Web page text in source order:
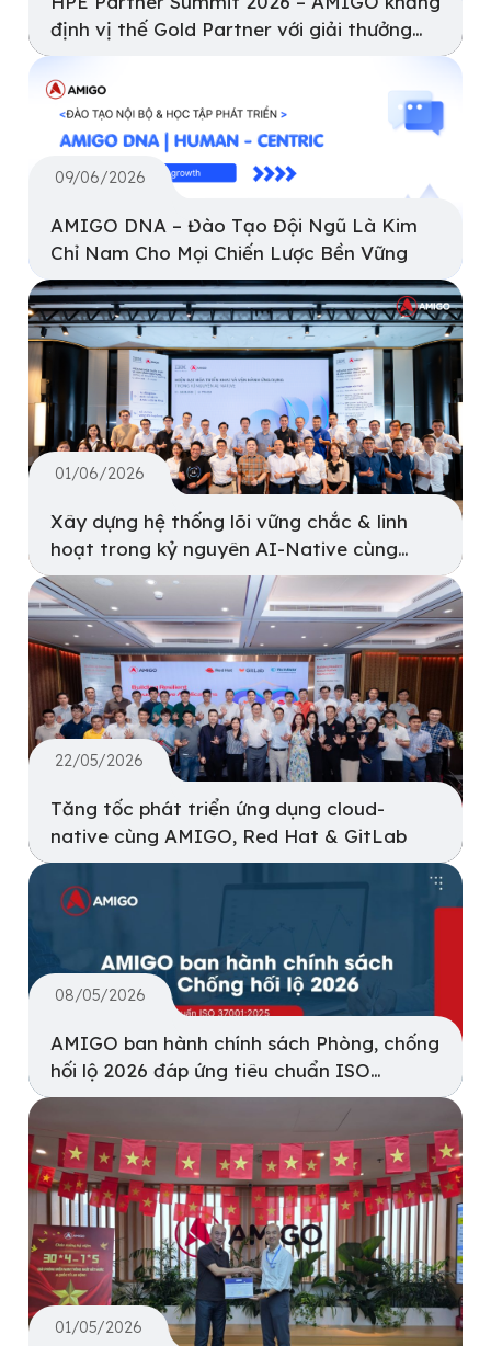
định vị thế Gold Partner với giải thưởng
09/06/2026
AMIGO DNA – Đào Tạo Đội Ngũ Là Kim
Chỉ Nam Cho Mọi Chiến Lược Bền Vững
01/06/2026
Xây dựng hệ thống lõi vững chắc & linh
hoạt trong kỷ nguyên AI-Native cùng
AMIGO & IBM Việt Nam
22/05/2026
Tăng tốc phát triển ứng dụng cloud-
native cùng AMIGO, Red Hat & GitLab
08/05/2026
AMIGO ban hành chính sách Phòng, chống
hối lộ 2026 đáp ứng tiêu chuẩn ISO
37001:2025
01/05/2026